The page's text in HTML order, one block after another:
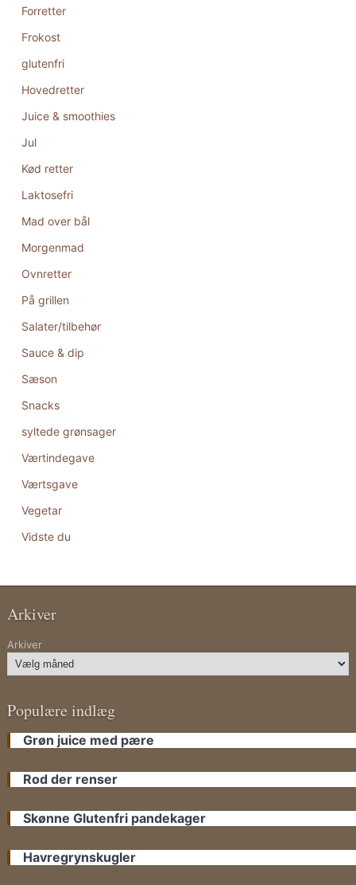
Forretter
Frokost
glutenfri
Hovedretter
Juice & smoothies
Jul
Kød retter
Laktosefri
Mad over bål
Morgenmad
Ovnretter
På grillen
Salater/tilbehør
Sauce & dip
Sæson
Snacks
syltede grønsager
Værtindegave
Værtsgave
Vegetar
Vidste du
Arkiver
Arkiver
Populære indlæg
Grøn juice med pære
Rod der renser
Skønne Glutenfri pandekager
Havregrynskugler